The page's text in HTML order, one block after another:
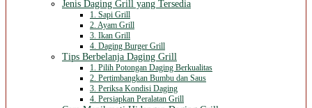
Jenis Daging Grill yang Tersedia
1. Sapi Grill
2. Ayam Grill
3. Ikan Grill
4. Daging Burger Grill
Tips Berbelanja Daging Grill
1. Pilih Potongan Daging Berkualitas
2. Pertimbangkan Bumbu dan Saus
3. Periksa Kondisi Daging
4. Persiapkan Peralatan Grill